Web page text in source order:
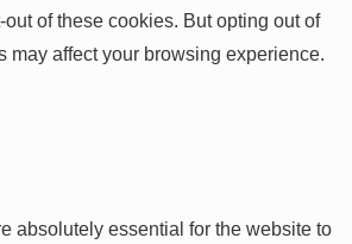
of these cookies. But opting out of
may affect your browsing experience.
absolutely essential for the website to